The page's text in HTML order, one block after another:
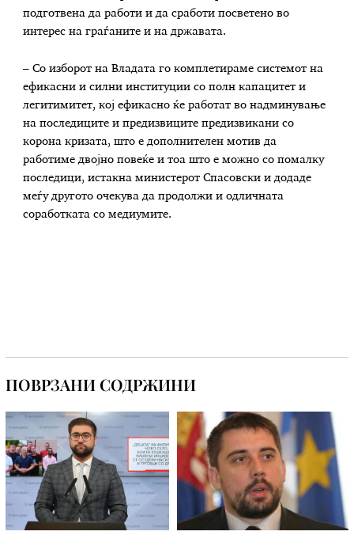
подготвена да работи и да сработи посветено во
интерес на граѓаните и на државата.
– Со изборот на Владата го комплетираме системот на
ефикасни и силни институции со полн капацитет и
легитимитет, кој ефикасно ќе работат во надминување
на последиците и предизвиците предизвикани со
корона кризата, што е дополнителен мотив да
работиме двојно повеќе и тоа што е можно со помалку
последици, истакна министерот Спасовски и додаде
меѓу другото очекува да продолжи и одличната
соработката со медиумите.
ПОВРЗАНИ СОДРЖИНИ